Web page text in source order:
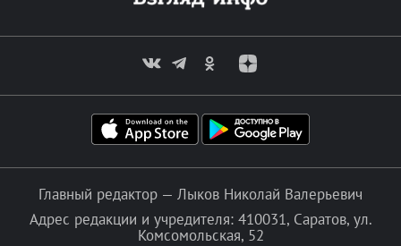
Главный редактор — Лыков Николай Валерьевич
Адрес редакции и учредителя: 410031, Саратов, ул.
Комсомольская, 52